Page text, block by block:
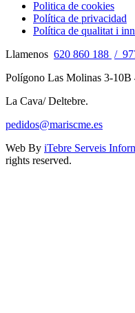
Politica de cookies
Política de privacidad
Política de qualitat i
Llamenos 620 860 188 /
Polígono Las Molinas 3-10B
La Cava/ Deltebre.
pedidos@mariscme.es
Web By iTebre Serveis
rights reserved.